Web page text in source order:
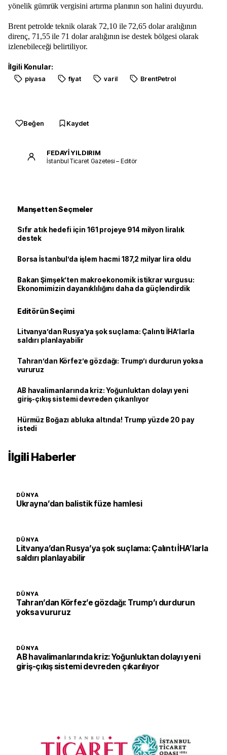
yönelik gümrük vergisini artırma planının son halini duyurdu.
Brent petrolde teknik olarak 72,10 ile 72,65 dolar aralığının
direnç, 71,55 ile 71 dolar aralığının ise destek bölgesi olarak
izlenebileceği belirtiliyor.
İlgili Konular:
piyasa fiyat varil BrentPetrol
Beğen Kaydet
FEDAYİ YILDIRIM
İstanbul Ticaret Gazetesi – Editör
Manşetten Seçmeler
Sıfır atık hedefi için 161 projeye 914 milyon liralık
destek
Borsa İstanbul’da işlem hacmi 187,2 milyar lira oldu
Bakan Şimşek’ten makroekonomik istikrar vurgusu:
Ekonomimizin dayanıklılığını daha da güçlendirdik
Editörün Seçimi
Litvanya’dan Rusya’ya şok suçlama: Çalıntı İHA’larla
saldırı planlayabilir
Tahran’dan Körfez’e gözdağı: Trump’ı durdurun yoksa
vururuz
AB havalimanlarında kriz: Yoğunluktan dolayı yeni
giriş-çıkış sistemi devreden çıkarılıyor
Hürmüz Boğazı abluka altında! Trump yüzde 20 pay
istedi
İlgili Haberler
DÜNYA
Ukrayna’dan balistik füze hamlesi
DÜNYA
Litvanya’dan Rusya’ya şok suçlama: Çalıntı İHA’larla
saldırı planlayabilir
DÜNYA
Tahran’dan Körfez’e gözdağı: Trump’ı durdurun
yoksa vururuz
DÜNYA
AB havalimanlarında kriz: Yoğunluktan dolayı yeni
giriş-çıkış sistemi devreden çıkarılıyor